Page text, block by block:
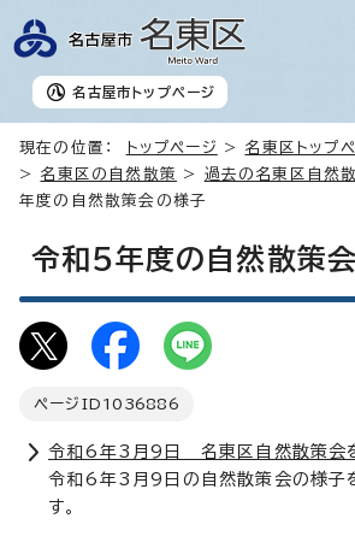
名古屋市 トップページ
現在の位置： トップページ > 名東区トップ
> 名東区の自然散策 > 過去の名東区自然
年度の自然散策会の様子
令和5年度の自然散策
ページID 1036886
令和6年3月9日 名東区自然散策会を
令和6年3月9日の自然散策会の様子
す。